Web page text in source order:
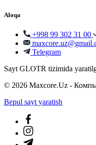
Aloqa
+998 99 302 31 00
Telegram
Sayt GLOTR tizimida
© 2026 Maxcore.Uz -
Bepul sayt yaratish